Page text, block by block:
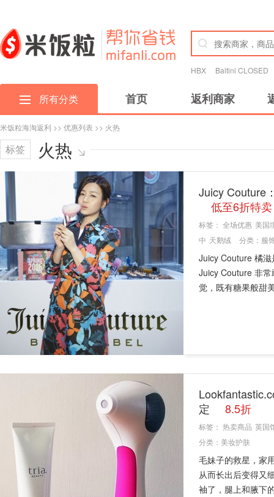
HBX Baltini CLOSED
所有分类 首页 返利商家
米饭粒海淘返利 >> 优惠列表 >> 火热
标签 火热
Juicy Couture
低至6折特卖
标签： 全场优惠 美国
中 天鹅绒 分类： 服
Juicy Couture 橘
Juicy Couture 非
觉，既有糖果般甜
定
8.5折
标签： 热卖商品 英国
分类： 美妆护肤
毛妹子的救星，家
从而长出后变得又
袖了，腿上和腋下